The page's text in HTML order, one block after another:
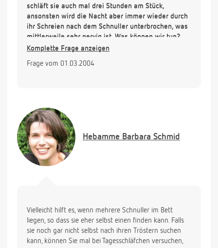
schläft sie auch mal drei Stunden am Stück,
ansonsten wird die Nacht aber immer wieder durch
ihr Schreien nach dem Schnuller unterbrochen, was
mittlerweile sehr nervig ist. Was können wir tun?
Abwarten bis sie sich den Schnuller selber sucht
Schnuller wieder abgewöhnen? Vielen Dank im
Komplette Frage anzeigen
Frage vom 01.03.2004
Hebamme Barbara Schmid
Vielleicht hilft es, wenn mehrere Schnuller im Bett
liegen, so dass sie eher selbst einen finden kann. Falls
sie noch gar nicht selbst nach ihren Tröstern suchen
kann, können Sie mal bei Tagesschläfchen versuchen,